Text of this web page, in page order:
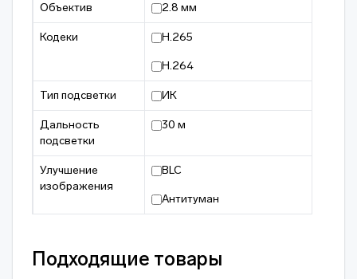
Объектив 2.8 мм
Кодеки H.265
H.264
Тип подсветки ИК
Дальность
подсветки
30 м
Улучшение
изображения
BLC
Антитуман
Подходящие товары